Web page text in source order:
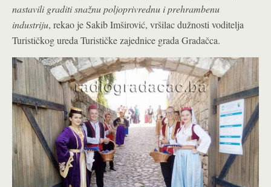
nastavili graditi snažnu poljoprivrednu i prehrambenu
industriju, rekao je Sakib Imširović, vršilac dužnosti voditelja
Turističkog ureda Turističke zajednice grada Gradačca.